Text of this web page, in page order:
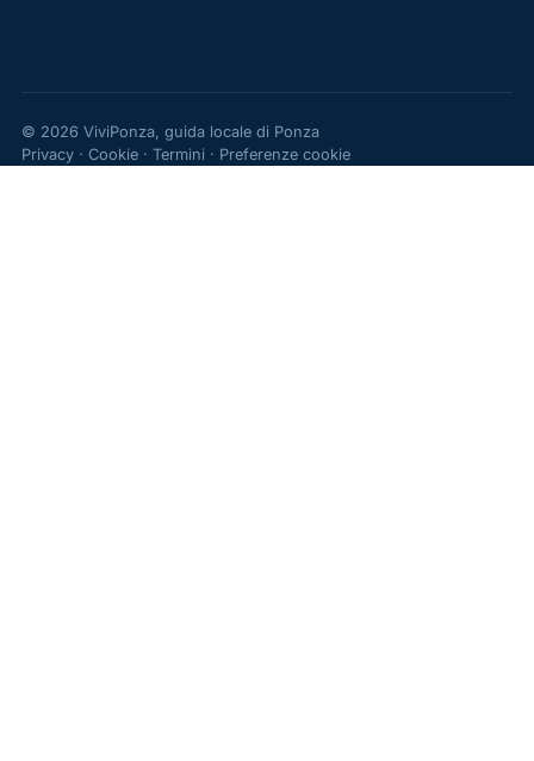
© 2026 ViviPonza, guida locale di Ponza
Privacy· Cookie· Termini · Preferenze cookie